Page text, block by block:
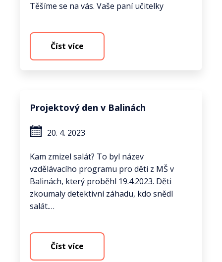
Těšíme se na vás. Vaše paní učitelky
Číst více
Projektový den v Balinách
20. 4. 2023
Kam zmizel salát? To byl název
vzdělávacího programu pro děti z MŠ v
Balinách, který proběhl 19.4.2023. Děti
zkoumaly detektivní záhadu, kdo snědl
salát.…
Číst více